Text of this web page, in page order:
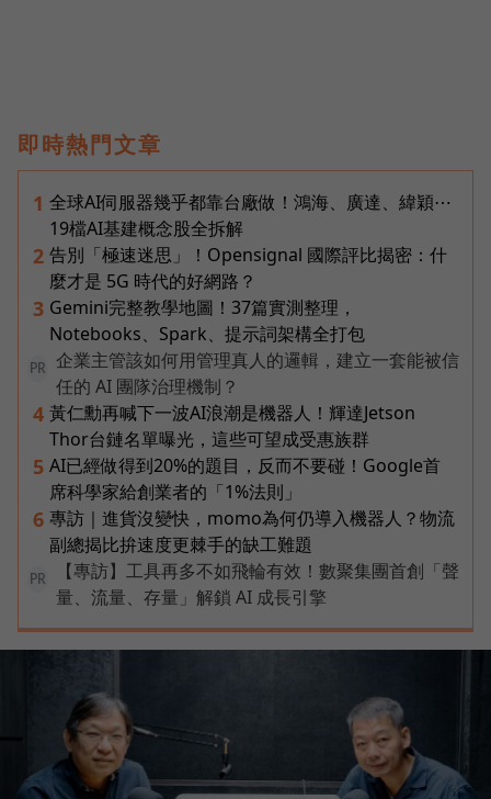
即時熱門文章
1 全球AI伺服器幾乎都靠台廠做！鴻海、廣達、緯穎⋯
19檔AI基建概念股全拆解
2 告別「極速迷思」！Opensignal 國際評比揭密：什
麼才是 5G 時代的好網路？
3 Gemini完整教學地圖！37篇實測整理，
Notebooks、Spark、提示詞架構全打包
PR
企業主管該如何用管理真人的邏輯，建立一套能被信
任的 AI 團隊治理機制？
4 黃仁勳再喊下一波AI浪潮是機器人！輝達Jetson
Thor台鏈名單曝光，這些可望成受惠族群
5 AI已經做得到20%的題目，反而不要碰！Google首
席科學家給創業者的「1%法則」
6 專訪｜進貨沒變快，momo為何仍導入機器人？物流
副總揭比拚速度更棘手的缺工難題
PR
【專訪】工具再多不如飛輪有效！數聚集團首創「聲
量、流量、存量」解鎖 AI 成長引擎